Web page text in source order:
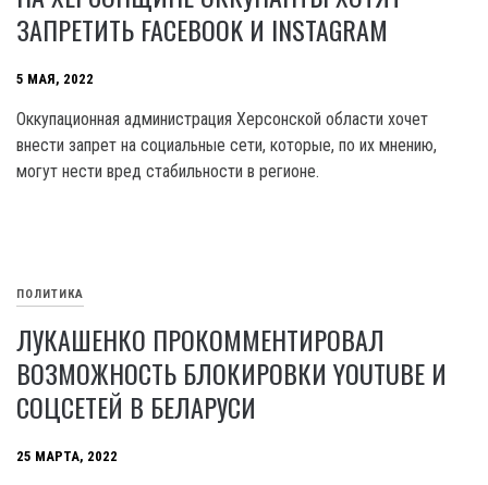
ЗАПРЕТИТЬ FACEBOOK И INSTAGRAM
5 МАЯ, 2022
Оккупационная администрация Херсонской области хочет
внести запрет на социальные сети, которые, по их мнению,
могут нести вред стабильности в регионе.
ПОЛИТИКА
ЛУКАШЕНКО ПРОКОММЕНТИРОВАЛ
ВОЗМОЖНОСТЬ БЛОКИРОВКИ YOUTUBE И
СОЦСЕТЕЙ В БЕЛАРУСИ
25 МАРТА, 2022